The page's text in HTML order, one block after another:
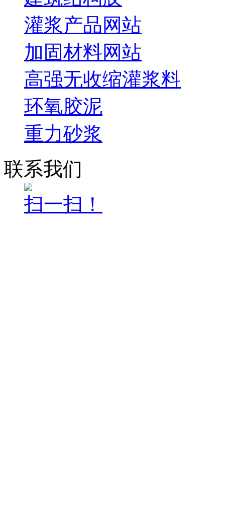
灌浆产品网站
加固材料网站
高强无收缩灌浆料
环氧胶泥
重力砂浆
联系我们
扫一扫！